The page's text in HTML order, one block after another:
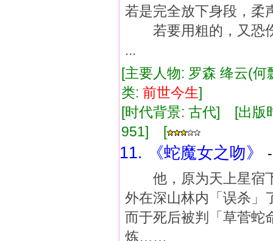
若是完全放下身段，
若要用粗的，又恐
...
[主要人物: 罗森 绛云(
类: 前世今生]
[时代背景: 古代] [出
951] [
11. 《蛇魔女之吻》
他，原为天上星宿下
外在深山林内「误杀」
而于死后被判「草菅蛇
炼……